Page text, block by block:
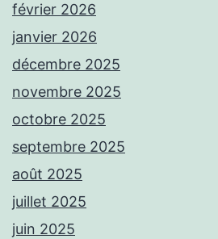
février 2026
janvier 2026
décembre 2025
novembre 2025
octobre 2025
septembre 2025
août 2025
juillet 2025
juin 2025